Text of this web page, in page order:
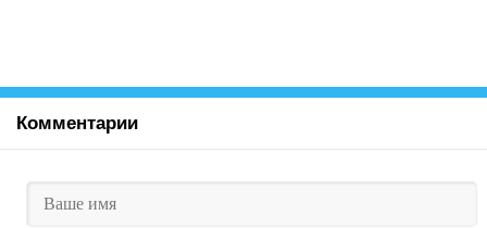
Комментарии